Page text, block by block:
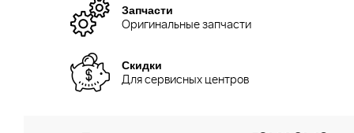
Запчасти
Оригинальные запчасти
Скидки
Для сервисных центров